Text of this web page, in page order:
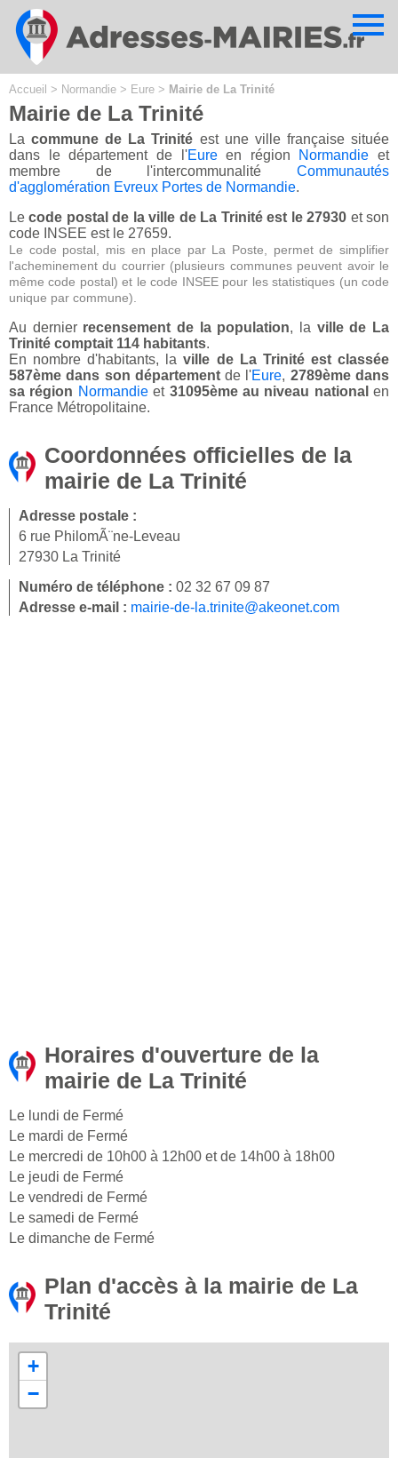
Accueil > Normandie > Eure > Mairie de La Trinité
Mairie de La Trinité
Lacommune de La Trinité est une ville française située
dans le département de l'Eureen région Normandie et
membre de l'intercommunalité Communautés
d'agglomération Evreux Portes de Normandie.
Lecode postal de la ville de La Trinité est le 27930 et son
code INSEE est le 27659.
Le code postal, mis en place par La Poste, permet de simplifier
l'acheminement du courrier (plusieurs communes peuvent avoir le
même code postal) et le code INSEE pour les statistiques (un code
unique par commune).
Au dernier recensement de la population, la ville de La
Trinité comptait 114 habitants.
En nombre d'habitants, laville de La Trinité est classée
587ème dans son départementde l'Eure, 2789ème dans
sa région Normandieet 31095ème au niveau national en
France Métropolitaine.
Coordonnées officielles de la
mairie de La Trinité
Adresse postale :
6 rue PhilomÃ¨ne-Leveau
27930 La Trinité
Numéro de téléphone : 02 32 67 09 87
Adresse e-mail : mairie-de-la.trinite@akeonet.com
Horaires d'ouverture de la
mairie de La Trinité
Le lundi de Fermé
Le mardi de Fermé
Le mercredi de 10h00 à 12h00 et de 14h00 à 18h00
Le jeudi de Fermé
Le vendredi de Fermé
Le samedi de Fermé
Le dimanche de Fermé
Plan d'accès à la mairie de La
Trinité
+
−
Cookies management panel